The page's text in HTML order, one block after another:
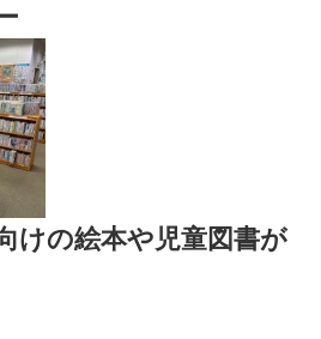
けの絵本や児童図書が